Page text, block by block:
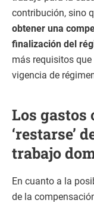
contribución, sino
obtener una
finalización del
más requisitos
vigencia de
Los gastos
‘restarse’
trabajo
En cuanto a la
de la